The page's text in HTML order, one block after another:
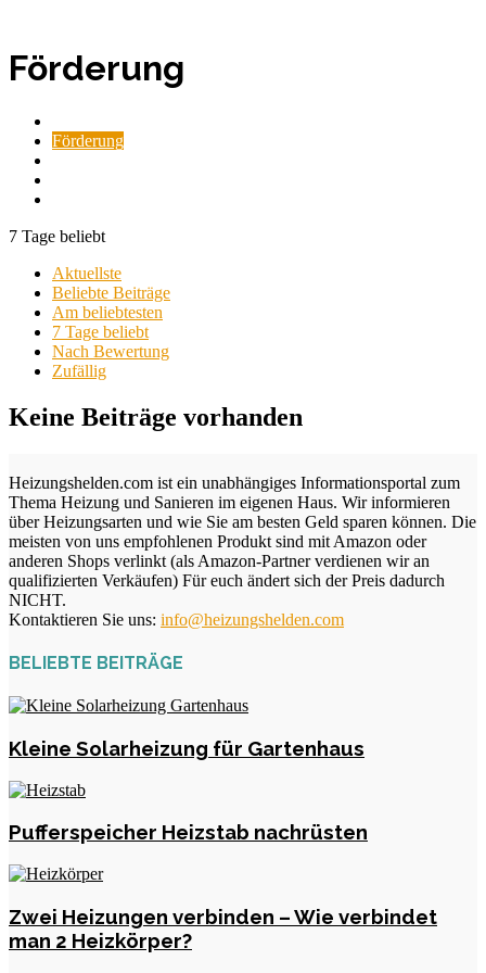
Förderung
Förderung
7 Tage beliebt
Aktuellste
Beliebte Beiträge
Am beliebtesten
7 Tage beliebt
Nach Bewertung
Zufällig
Keine Beiträge vorhanden
Heizungshelden.com ist ein unabhängiges Informationsportal zum
Thema Heizung und Sanieren im eigenen Haus. Wir informieren
über Heizungsarten und wie Sie am besten Geld sparen können. Die
meisten von uns empfohlenen Produkt sind mit Amazon oder
anderen Shops verlinkt (als Amazon-Partner verdienen wir an
qualifizierten Verkäufen) Für euch ändert sich der Preis dadurch
NICHT.
Kontaktieren Sie uns: info@heizungshelden.com
BELIEBTE BEITRÄGE
Kleine Solarheizung für Gartenhaus
Pufferspeicher Heizstab nachrüsten
Zwei Heizungen verbinden – Wie verbindet
man 2 Heizkörper?